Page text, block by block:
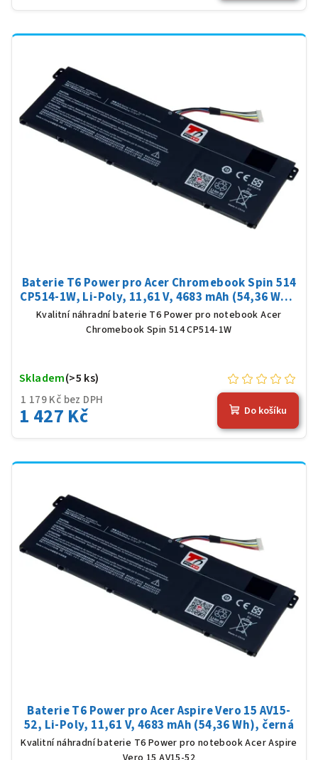
Baterie T6 Power pro Acer Chromebook Spin 514
CP514-1W, Li-Poly, 11,61 V, 4683 mAh (54,36 Wh),
černá
Kvalitní náhradní baterie T6 Power pro notebook Acer
Chromebook Spin 514 CP514-1W
1 179 Kč bez DPH
1 427 Kč
Skladem(>5 ks)
Do košíku
Baterie T6 Power pro Acer Aspire Vero 15 AV15-
52, Li-Poly, 11,61 V, 4683 mAh (54,36 Wh), černá
Kvalitní náhradní baterie T6 Power pro notebook Acer Aspire